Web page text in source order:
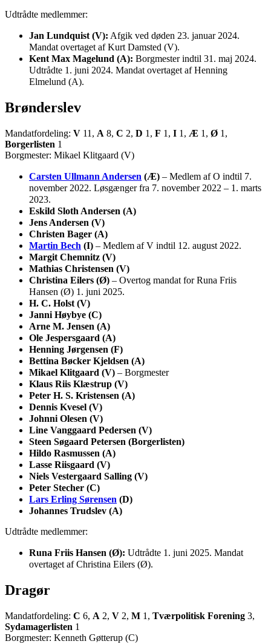
Udtrådte medlemmer:
Jan Lundquist (V): Afgik ved døden 23. januar 2024.
Mandat overtaget af Kurt Damsted (V).
Kent Max Magelund (A): Borgmester indtil 31. maj 2024.
Udtrådte 1. juni 2024. Mandat overtaget af Henning
Elmelund (A).
Brønderslev
Mandatfordeling: V 11, A 8, C 2, D 1, F 1, I 1, Æ 1, Ø 1,
Borgerlisten 1
Borgmester: Mikael Klitgaard (V)
Carsten Ullmann Andersen (Æ) – Medlem af O indtil 7.
november 2022. Løsgænger fra 7. november 2022 – 1. marts
2023.
Eskild Sloth Andersen (A)
Jens Andersen (V)
Christen Bager (A)
Martin Bech (I) – Medlem af V indtil 12. august 2022.
Margit Chemnitz (V)
Mathias Christensen (V)
Christina Eilers (Ø) – Overtog mandat for Runa Friis
Hansen (Ø) 1. juni 2025.
H. C. Holst (V)
Janni Høybye (C)
Arne M. Jensen (A)
Ole Jespersgaard (A)
Henning Jørgensen (F)
Bettina Bøcker Kjeldsen (A)
Mikael Klitgaard (V) – Borgmester
Klaus Riis Klæstrup (V)
Peter H. S. Kristensen (A)
Dennis Kvesel (V)
Johnni Olesen (V)
Line Vanggaard Pedersen (V)
Steen Søgaard Petersen (Borgerlisten)
Hildo Rasmussen (A)
Lasse Riisgaard (V)
Niels Vestergaard Salling (V)
Peter Stecher (C)
Lars Erling Sørensen (D)
Johannes Trudslev (A)
Udtrådte medlemmer:
Runa Friis Hansen (Ø): Udtrådte 1. juni 2025. Mandat
overtaget af Christina Eilers (Ø).
Dragør
Mandatfordeling: C 6, A 2, V 2, M 1, Tværpolitisk Forening 3,
Sydamagerlisten 1
Borgmester: Kenneth Gøtterup (C)